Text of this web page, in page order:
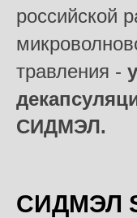
российской
травления -
СИДМЭЛ.
СИДМЭЛ